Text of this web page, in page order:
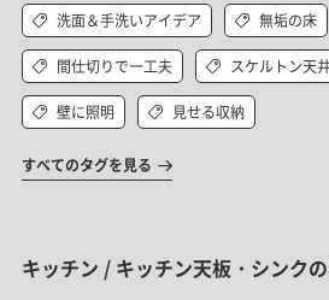
洗面＆手洗いアイデア 無垢の床
間仕切りで一工夫 スケルトン天
壁に照明 見せる収納
すべてのタグを見る
キッチン / キッチン天板・シンク